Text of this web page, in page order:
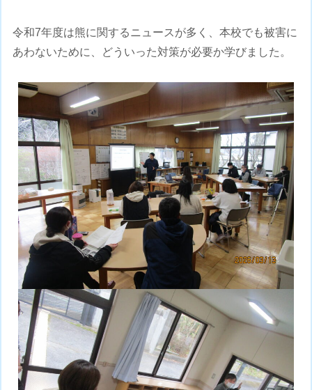
令和7年度は熊に関するニュースが多く、本校でも被害に
あわないために、どういった対策が必要か学びました。